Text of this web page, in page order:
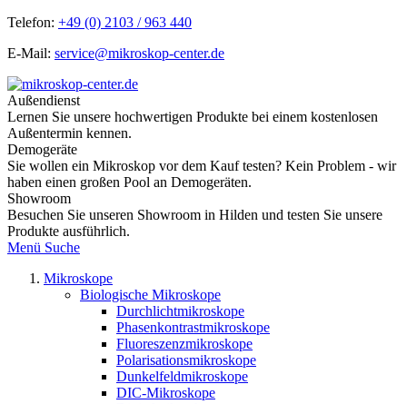
Telefon: +49 (0) 2103 / 963 440
E-Mail: service@mikroskop-center.de
Außendienst
Lernen Sie unsere hochwertigen Produkte bei einem kostenlosen
Außentermin kennen.
Demogeräte
Sie wollen ein Mikroskop vor dem Kauf testen? Kein Problem - wir
haben einen großen Pool an Demogeräten.
Showroom
Besuchen Sie unseren Showroom in Hilden und testen Sie unsere
Produkte ausführlich.
Menü Suche
Mikroskope
Biologische Mikroskope
Durchlichtmikroskope
Phasenkontrastmikroskope
Fluoreszenzmikroskope
Polarisationsmikroskope
Dunkelfeldmikroskope
DIC-Mikroskope